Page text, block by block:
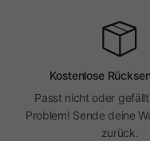
Kostenlose
Passt nicht oder
Problem! Sende deine
zurück.